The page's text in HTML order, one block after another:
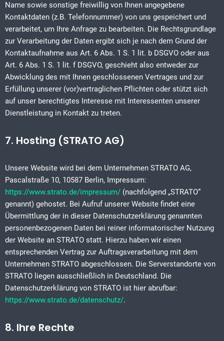
Name sowie sonstige freiwillig von Ihnen angegebene
Kontaktdaten (z.B. Telefonnummer) von uns gespeichert und
verarbeitet, um Ihre Anfrage zu bearbeiten. Die Rechtsgrundlage
zur Verarbeitung der Daten ergibt sich je nach dem Grund der
Kontaktaufnahme aus Art. 6 Abs. 1 S. 1 lit. b DSGVO oder aus
Art. 6 Abs. 1 S. 1 lit. f DSGVO, geschieht also entweder zur
Abwicklung des mit Ihnen geschlossenen Vertrages und zur
Erfüllung unserer (vor)vertraglichen Pflichten oder stützt sich
auf unser berechtigtes Interesse mit Interessenten unserer
Dienstleistung in Kontakt zu treten.
7. Hosting (STRATO AG)
Unsere Website wird bei dem Unternehmen STRATO AG,
Pascalstraße 10, 10587 Berlin, Impressum:
https://www.strato.de/impressum/ (nachfolgend „STRATO“
genannt) gehostet. Bei Aufruf unserer Website findet eine
Übermittlung der in dieser Datenschutzerklärung genannten
personenbezogenen Daten bei reiner informatorischer Nutzung
der Website an STRATO statt. Hierzu haben wir einen
entsprechenden Vertrag zur Auftragsverarbeitung mit dem
Unternehmen STRATO abgeschlossen. Die Serverstandorte von
STRATO liegen ausschließlich in Deutschland. Die
Datenschutzerklärung von STRATO ist hier abrufbar:
https://www.strato.de/datenschutz/.
8. Ihre Rechte